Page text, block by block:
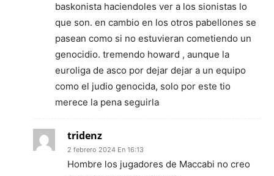
baskonista haciendoles ver a los sionistas lo
que son. en cambio en los otros pabellones se
pasean como si no estuvieran cometiendo un
genocidio. tremendo howard , aunque la
euroliga de asco por dejar dejar a un equipo
como el judio genocida, solo por este tio
merece la pena seguirla
tridenz
2 febrero 2024 En 16:13
Hombre los jugadores de Maccabi no creo